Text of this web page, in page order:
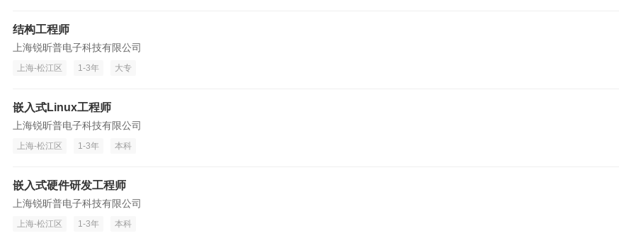
结构工程师
上海锐昕普电子科技有限公司
上海-松江区 1-3年 大专
嵌入式Linux工程师
上海锐昕普电子科技有限公司
上海-松江区 1-3年 本科
嵌入式硬件研发工程师
上海锐昕普电子科技有限公司
上海-松江区 1-3年 本科